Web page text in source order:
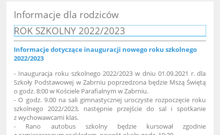
Informacje
dla
rodziców
Informacje dla rodziców
ROK SZKOLNY 2022/2023
Informacje dotyczące inauguracji nowego roku szkolnego
2022/2023
- Inauguracja roku szkolnego 2022/2023 w dniu 01.09.2021 r. dla
Szkoły Podstawowej w Zabrniu poprzedzona będzie Mszą Świętą
o godz. 8:00 w Kościele Parafialnym w Zabrniu.
- O godz. 9.00 na sali gimnastycznej uroczyste rozpoczęcie roku
szkolnego 2022/2023, następnie przejście do sal i spotkanie
z wychowawcami klas.
- Rano autobus szkolny będzie kursował zgodnie